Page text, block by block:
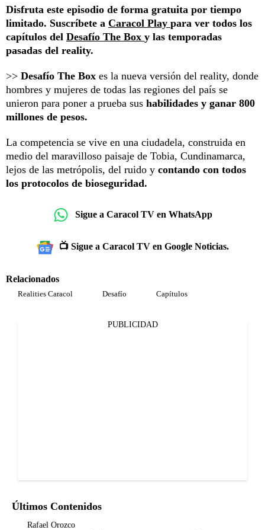
Disfruta este episodio de forma gratuita por tiempo
limitado. Suscríbete a Caracol Play para ver todos los
capítulos del Desafío The Box y las temporadas
pasadas del reality.
>> Desafío The Box es la nueva versión del reality, donde
hombres y mujeres de todas las regiones del país se
unieron para poner a prueba sus habilidades y ganar 800
millones de pesos.
La competencia se vive en una ciudadela, construida en
medio del maravilloso paisaje de Tobia, Cundinamarca,
lejos de las metrópolis, del ruido y contando con todos
los protocolos de bioseguridad.
Sigue a Caracol TV en WhatsApp
📺 Sigue a Caracol TV en Google Noticias.
Relacionados
Realities Caracol Desafío Capítulos
PUBLICIDAD
Últimos Contenidos
Rafael Orozco